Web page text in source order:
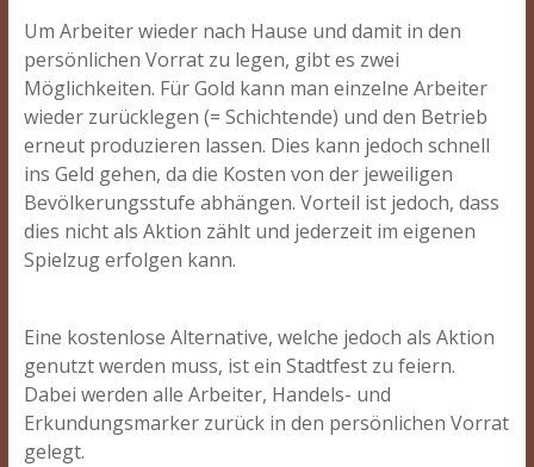
Um Arbeiter wieder nach Hause und damit in den
persönlichen Vorrat zu legen, gibt es zwei
Möglichkeiten. Für Gold kann man einzelne Arbeiter
wieder zurücklegen (= Schichtende) und den Betrieb
erneut produzieren lassen. Dies kann jedoch schnell
ins Geld gehen, da die Kosten von der jeweiligen
Bevölkerungsstufe abhängen. Vorteil ist jedoch, dass
dies nicht als Aktion zählt und jederzeit im eigenen
Spielzug erfolgen kann.
Eine kostenlose Alternative, welche jedoch als Aktion
genutzt werden muss, ist ein Stadtfest zu feiern.
Dabei werden alle Arbeiter, Handels- und
Erkundungsmarker zurück in den persönlichen Vorrat
gelegt.